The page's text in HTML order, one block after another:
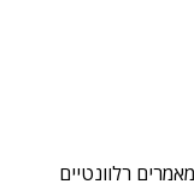
רלוונטיים